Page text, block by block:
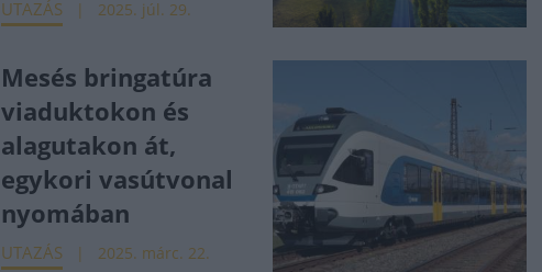
UTAZÁS 2025. júl. 29.
Mesés bringatúra
viaduktokon és
alagutakon át,
egykori vasútvonal
nyomában
UTAZÁS 2025. márc. 22.